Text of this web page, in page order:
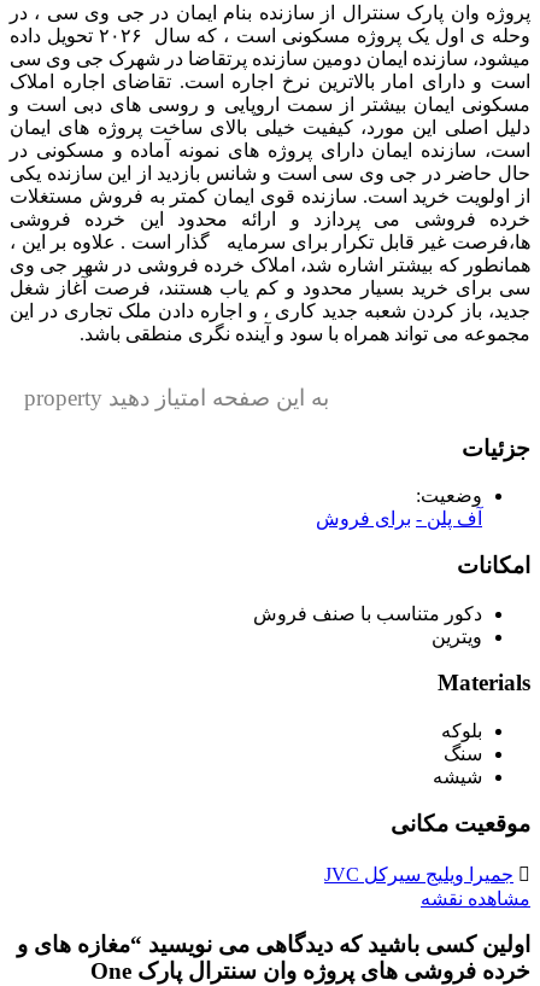
پروژه وان پارک سنترال از سازنده بنام ایمان در جی وی سی ، در
وحله ی اول یک پروژه مسکونی است ، که سال ۲۰۲۶ تحویل داده
میشود، سازنده ایمان دومین سازنده پرتقاضا در شهرک جی وی سی
است و دارای امار بالاترین نرخ اجاره است. تقاضای اجاره املاک
مسکونی ایمان بیشتر از سمت اروپایی و روسی های دبی است و
دلیل اصلی این مورد، کیفیت خیلی بالای ساخت پروژه های ایمان
است، سازنده ایمان دارای پروژه های نمونه آماده و مسکونی در
حال حاضر در جی وی سی است و شانس بازدید از این سازنده یکی
از اولویت خرید است. سازنده قوی ایمان کمتر به فروش مستغلات
خرده فروشی می پردازد و ارائه محدود این خرده فروشی
ها،فرصت غیر قابل تکرار برای سرمایه گذار است . علاوه بر این ،
همانطور که بیشتر اشاره شد، املاک خرده فروشی در شهر جی وی
سی برای خرید بسیار محدود و کم یاب هستند، فرصت آغاز شغل
جدید، باز کردن شعبه جدید کاری ، و اجاره دادن ملک تجاری در این
مجموعه می تواند همراه با سود و آینده نگری منطقی باشد.
به این صفحه امتیاز دهید property
جزئیات
وضعیت:
آف پلن - برای فروش
امکانات
دکور متناسب با صنف فروش
ویترین
Materials
بلوکه
سنگ
شیشه
موقعیت مکانی
جمیرا ویلیج سیرکل JVC
مشاهده نقشه
اولین کسی باشید که دیدگاهی می نویسید “مغازه های و
خرده فروشی های پروژه وان سنترال پارک One